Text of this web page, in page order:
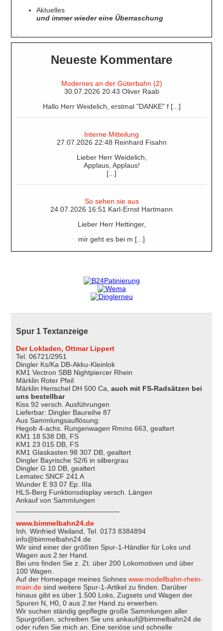
Aktuelles
und immer wieder eine Überraschung
Neueste Kommentare
Modernes an der Güterbahn (2)
30.07.2026 20:43 Oliver Raab
Hallo Herr Weidelich, erstmal "DANKE" f [...]
Interne Mitteilung
27.07.2026 22:48 Reinhard Fisahn
Lieber Herr Weidelich,
Applaus, Applaus!
[...]
So sehen sie aus
24.07.2026 16:51 Karl-Ernst Hartmann
Lieber Herr Hettinger,
mir geht es bei m [...]
Spur 1 Textanzeige
Der Lokladen, Ottmar Lippert
Tel. 06721/2951
Dingler Ks/Ka DB-Akku-Kleinlok
KM1 Vectron SBB Nightpiercer Rhein
Märklin Roter Pfeil
Märklin Henschel DH 500 Ca,auch mit FS-Radsätzen bei
uns bestellbar
Kiss 92 versch. Ausführungen
Lieferbar: Dingler Baureihe 87
Aus Sammlungsauflösung:
Hegob 4-achs. Rungenwagen Rmms 663, gealtert
KM1 18 538 DB, FS
KM1 23 015 DB, FS
KM1 Glaskasten 98 307 DB, gealtert
Dingler Bayrische S2/6 in silbergrau
Dingler G 10 DB, gealtert
Lematec SNCF 241 A
Wunder E 93 07 Ep. IIIa
HLS-Berg Funktionsdisplay versch. Längen
Ankauf von Sammlungen
www.bimmelbahn24.de
Inh. Winfried Weiland, Tel. 0173 8384894
info@bimmelbahn24.de
Wir sind einer der größten Spur-1-Händler für Loks und
Wagen aus 2.ter Hand.
Bei uns finden Sie z. Zt. über 200 Lokomotiven und über
100 Wagen.
Auf der Homepage meines Sohneswww.modellbahn-rhein-
main.de sind weitere Spur-1-Artikel zu finden. Darüber
hinaus gibt es über 1.500 Loks, Zugsets und Wagen der
Spuren N, H0, 0 aus 2.ter Hand zu erwerben.
Wir suchen ständig gepflegte große Sammlungen aller
Spurgrößen, schreiben Sie uns ankauf@bimmelbahn24.de
oder rufen Sie mich an. Eine seriöse und schnelle